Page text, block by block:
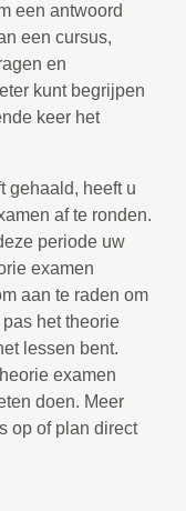
een antwoord
een cursus,
en
kunt begrijpen
keer het
gehaald, heeft u
af te ronden.
periode uw
examen
aan te raden om
het theorie
lessen bent.
examen
doen. Meer
op of plan direct